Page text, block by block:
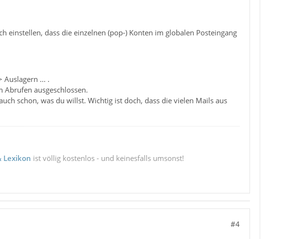
dass die einzelnen (pop-) Konten im globalen Posteingang
Auslagern ... .
Abrufen ausgeschlossen.
schon, was du willst. Wichtig ist doch, dass die vielen Mails aus
Lexikon ist völlig kostenlos - und keinesfalls umsonst!
#4